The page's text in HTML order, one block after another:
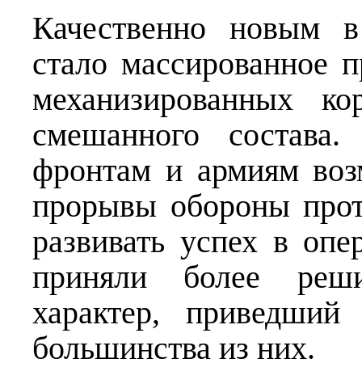
Качественно новым в
стало массированное
механизированных
смешанного
фронтам и армиям
прорывы обороны
развивать успех в
приняли более
характер,
большинства из них.